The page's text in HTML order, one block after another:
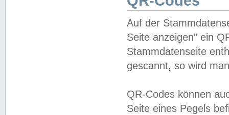
Auf der
Seite anzeigen" ein
Stammdatenseite
gescannt, so wird
QR-Codes können
Seite eines Pegels